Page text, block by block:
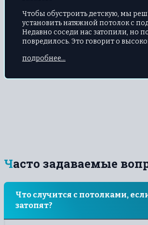
Чтобы обустроить детскую, мы
установить натяжной потолок с
Недавно соседи нас затопили, но
повредилось. Это говорит о
подробнее...
Часто задаваемые
Что случится с потолками,
затопят?